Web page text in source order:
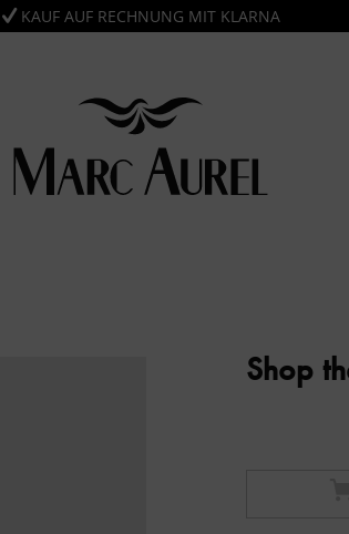
KAUF AUF RECHNUNG MIT KLARNA
Shop